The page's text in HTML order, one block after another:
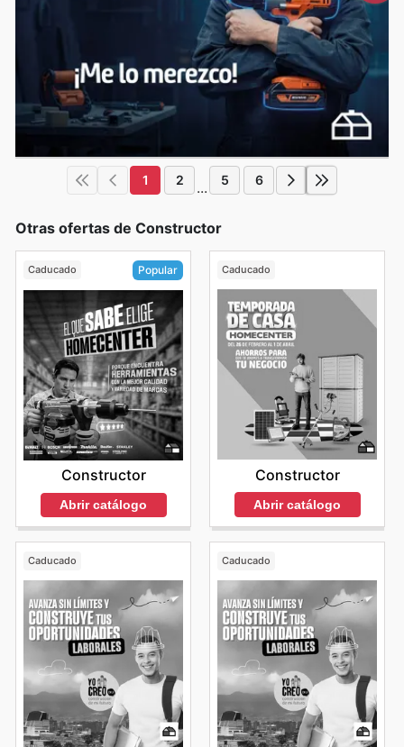
1 2 ... 5 6
Otras ofertas de Constructor
Caducado Popular
Constructor
Abrir catálogo
Caducado
Constructor
Abrir catálogo
Caducado Caducado